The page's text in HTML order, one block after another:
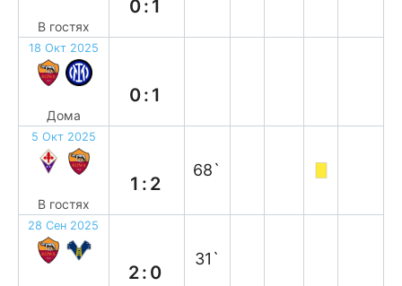
В гостях
0:1
18 Окт 2025
Дома
0:1
5 Окт 2025
В гостях
1:2
68`
28 Сен 2025
2:0
31`